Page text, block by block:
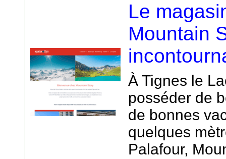
Le
Mountain
À Tignes le
posséder de
de bonnes
quelques
Palafour,